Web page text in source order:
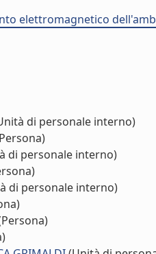
elettromagnetico
di personale interno)
di personale interno)
di personale interno)